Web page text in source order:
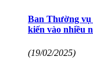
Ban Thường
kiến vào nhiều
(19/02/2025)